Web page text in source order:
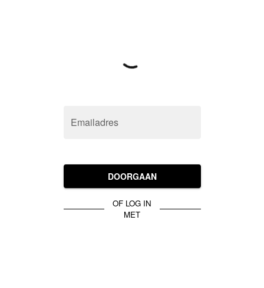
Emailadres
DOORGAAN
OF LOG IN
MET